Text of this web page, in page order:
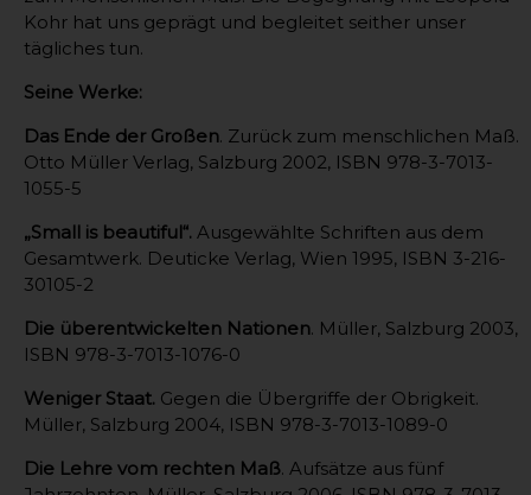
Kohr hat uns geprägt und begleitet seither unser
tägliches tun.
Seine Werke:
Das Ende der Großen. Zurück zum menschlichen Maß.
Otto Müller Verlag, Salzburg 2002, ISBN 978-3-7013-
1055-5
„Small is beautiful“. Ausgewählte Schriften aus dem
Gesamtwerk. Deuticke Verlag, Wien 1995, ISBN 3-216-
30105-2
Die überentwickelten Nationen. Müller, Salzburg 2003,
ISBN 978-3-7013-1076-0
Weniger Staat. Gegen die Übergriffe der Obrigkeit.
Müller, Salzburg 2004, ISBN 978-3-7013-1089-0
Die Lehre vom rechten Maß. Aufsätze aus fünf